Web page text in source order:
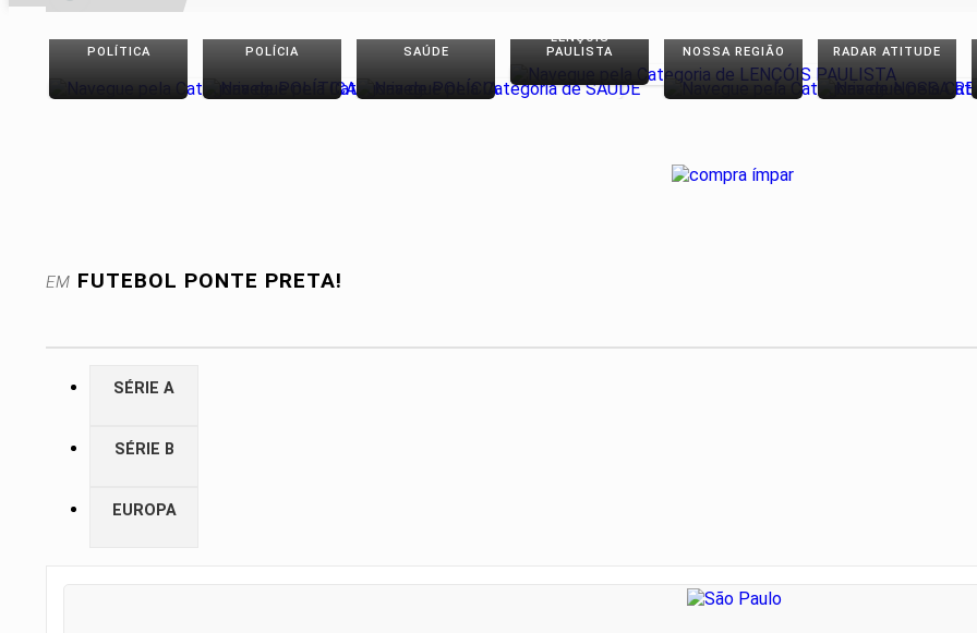
POLÍTICA POLÍCIA SAÚDE
LENÇÓIS
PAULISTA
NOSSA REGIÃO RADAR ATITUDE
EM FUTEBOL PONTE PRETA!
SÉRIE A
SÉRIE B
EUROPA